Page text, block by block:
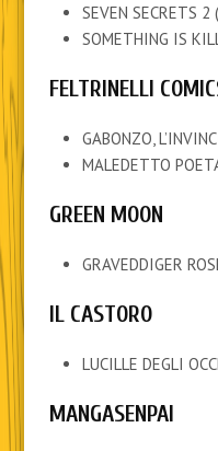
SEVEN SECRETS 2
SOMETHING IS
FELTRINELLI
GABONZO,
MALEDETTO
GREEN MOON
GRAVEDDIGER
IL CASTORO
LUCILLE DEGLI
MANGASENPAI